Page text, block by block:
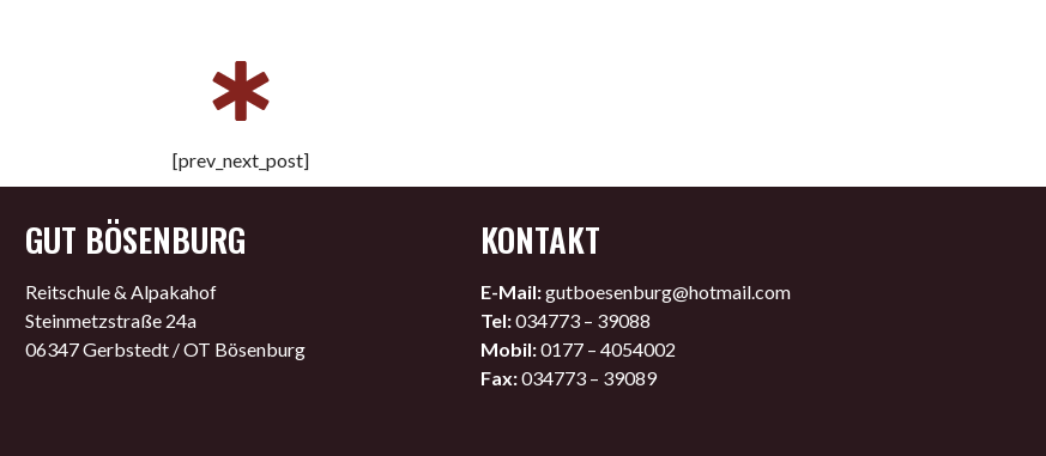
[prev_next_post]
GUT BÖSENBURG
Reitschule & Alpakahof
Steinmetzstraße 24a
06347 Gerbstedt / OT Bösenburg
KONTAKT
E-Mail:gutboesenburg@hotmail.com
Tel:034773 – 39088
Mobil:0177 – 4054002
Fax:034773 – 39089